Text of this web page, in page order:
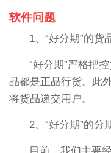
软件问题
1、“好分期”的货
“好分期”严格把
品都是正品行货。此
将货品递交用户。
2、“好分期”的分
目前，我们主要